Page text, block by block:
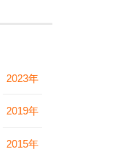
2023年
2019年
2015年